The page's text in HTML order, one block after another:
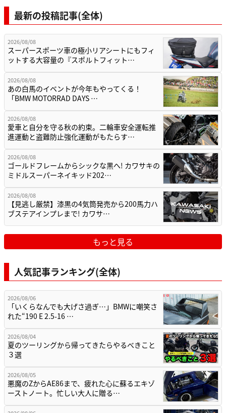
最新の投稿記事(全体)
2026/08/08
スーパースポーツ車の極小リアシートにもフィ
ットする大容量の『スポルトフィット…
2026/08/08
あの白馬のイベントが今年もやってくる！
「BMW MOTORRAD DAYS …
2026/08/08
愛車と自分を守る秋の約束。二輪車安全運転推
進運動と盗難防止強化運動がもたらす…
2026/08/08
ゴールドフレームからシックな黒へ! カワサキの
ミドルスーパーネイキッド202…
2026/08/08
【見逃し厳禁】漆黒の4気筒発売から200馬力ハ
ブステアインプレまで! カワサ…
もっと見る
人気記事ランキング(全体)
2026/08/06
「いくらなんでも大げさ過ぎ…」BMWに嘲笑さ
れた“190 E 2.5-16 …
2026/08/04
夏のツーリングから帰ってきたらやるべきこと
３選
2026/08/05
悪魔のZからAE86まで、疲れた心に蘇るエキゾ
ーストノート。忙しい大人に贈る…